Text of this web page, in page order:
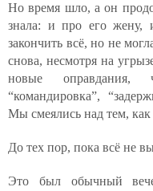
Но время шло, а он
знала: и про его жену,
закончить всё, но не
снова, несмотря на
новые оправдания,
“командировка”,
Мы смеялись над тем, как
До тех пор, пока всё не
Это был обычный